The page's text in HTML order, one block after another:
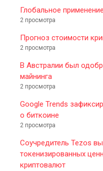
Глобальное
2 просмотра
Прогноз стоимости
2 просмотра
В Австралии был
майнинга
2 просмотра
Google Trends
о биткоине
2 просмотра
Соучредитель Tezos
токенизированных
криптовалют